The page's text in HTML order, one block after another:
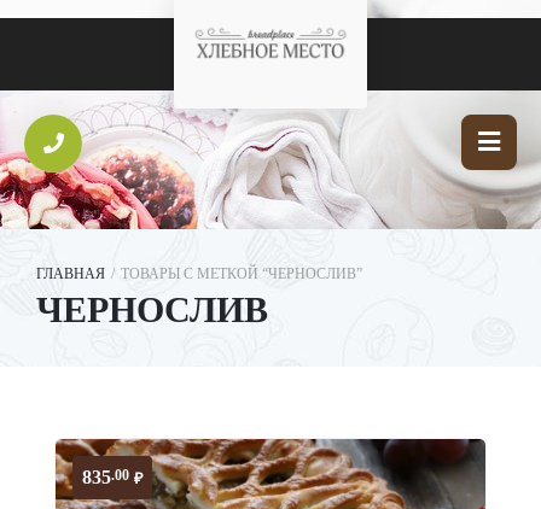
ГЛАВНАЯ / ТОВАРЫ С МЕТКОЙ “ЧЕРНОСЛИВ”
ЧЕРНОСЛИВ
835.00 ₽